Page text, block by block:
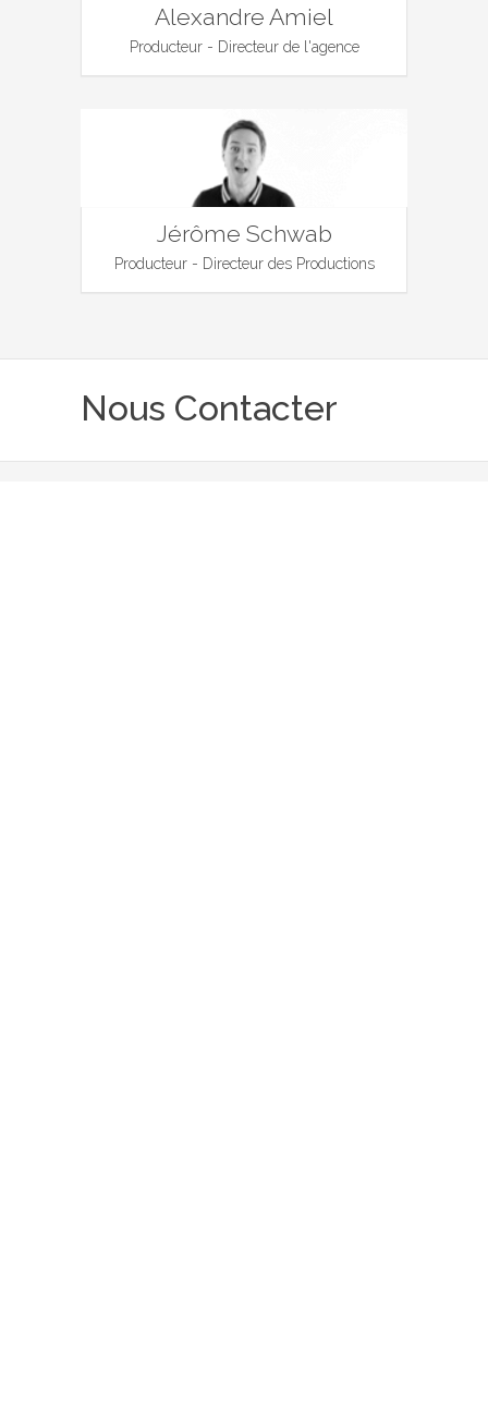
Alexandre Amiel
Producteur - Directeur de l'agence
Jérôme Schwab
Producteur - Directeur des Productions
Nous Contacter